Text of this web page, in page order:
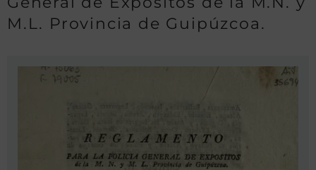
M.L. Provincia de Guipúzcoa.